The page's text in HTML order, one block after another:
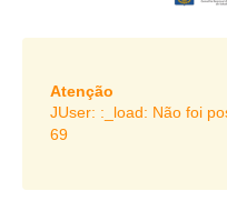
DIRETORIA
LIVRO GESTÃO 2026-2029
SUBSEDES SINDICAIS
Atenção
JUser: :_load: Não foi
69